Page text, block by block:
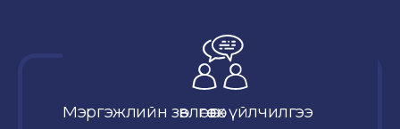
Мэргэжлийн зөвлөгөө өгөх үйлчилгээ